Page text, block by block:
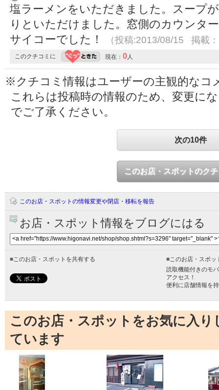
塩ラーメンをいただきました。スープ
りといただけました。窓側のカウンタ
サイコーでした！
（投稿:2013/08/15 掲載
このクチコミに 現在： 0 人
※クチコミ情報はユーザーの主観的なコ
これらは投稿時の情報のため、変更に
でご了承ください。
次の10件
このお店・スポットのク
このお店・スポットの情報変更や閉店・移転を報告
お店・スポット情報をブログにはる
■ このお店・スポットを共有する ■ このお店・スポ
読取機能付きのモ
アクセス！
便利に店舗情報を
このお店・スポットをお気に入
ています